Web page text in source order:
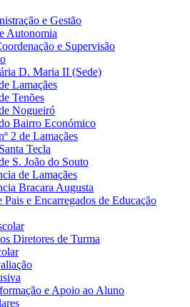
e Gestão
Autonomia
e Supervisão
D. Maria II (Sede)
Lamaçães
Tenões
Nogueiró
Bairro Económico
2 de Lamaçães
Tecla
S. João do Souto
de Lamaçães
Bracara Augusta
Pais e Encarregados de Educação
Diretores de Turma
e Apoio ao Aluno